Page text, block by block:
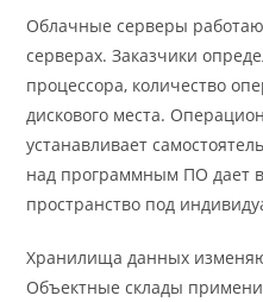
Облачные серверы
серверах. Заказчики
процессора, количество
дискового места.
устанавливает
над программным ПО дает
пространство под
Хранилища данных
Объектные склады